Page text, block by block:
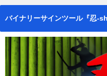
バイナリーサインツール『忍-